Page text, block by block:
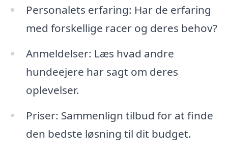
Personalets erfaring: Har de erfaring
med forskellige racer og deres behov?
Anmeldelser: Læs hvad andre
hundeejere har sagt om deres
oplevelser.
Priser: Sammenlign tilbud for at finde
den bedste løsning til dit budget.